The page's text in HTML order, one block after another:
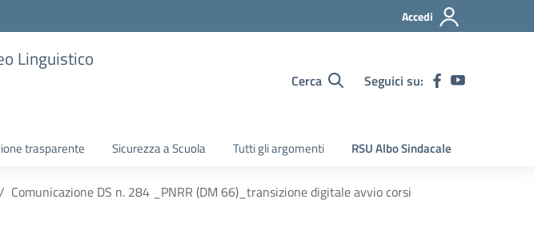
Accedi
Linguistico
Cerca Seguici su:
trasparente Sicurezza a Scuola Tutti gli argomenti RSU Albo Sindacale
Comunicazione DS n. 284 _PNRR (DM 66)_transizione digitale avvio corsi